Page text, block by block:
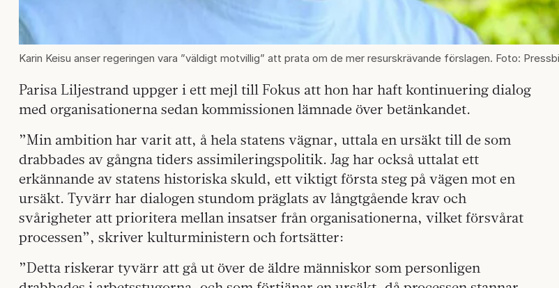
Karin Keisu anser regeringen vara ”väldigt motvillig” att prata om de mer resurskrävande förslagen. Foto:
Parisa Liljestrand uppger i ett mejl till Fokus att hon har haft kontinuering dialog
med organisationerna sedan kommissionen lämnade över betänkandet.
”Min ambition har varit att, å hela statens vägnar, uttala en ursäkt till de som
drabbades av gångna tiders assimileringspolitik. Jag har också uttalat ett
erkännande av statens historiska skuld, ett viktigt första steg på vägen mot en
ursäkt. Tyvärr har dialogen stundom präglats av långtgående krav och
svårigheter att prioritera mellan insatser från organisationerna, vilket försvårat
processen”, skriver kulturministern och fortsätter:
”Detta riskerar tyvärr att gå ut över de äldre människor som personligen